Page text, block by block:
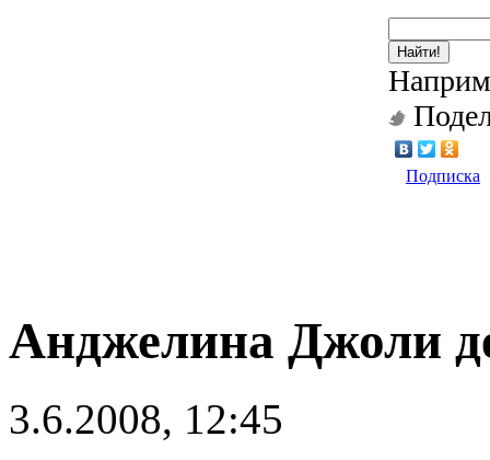
Найти!
Подписка
Анджелина Джоли
3.6.2008, 12:45